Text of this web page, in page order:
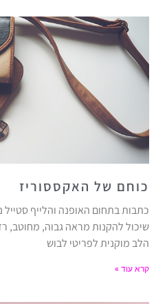
כוחם של האקססוריז
כתבות בתחום האופנה והלייף סטייל
שיכול להקנות מראה גבוה, מחוטב,
הלב מוקנית לפריטי לבוש
קרא עוד »